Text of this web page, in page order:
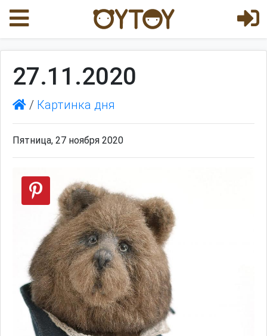
27.11.2020
/ Картинка дня
Пятница, 27 ноября 2020